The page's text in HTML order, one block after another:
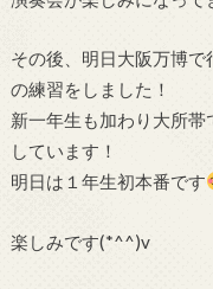
その後、明日大阪万博
の練習をしました！
新一年生も加わり大所
しています！
明日は１年生初本番です
楽しみです(*^^)v